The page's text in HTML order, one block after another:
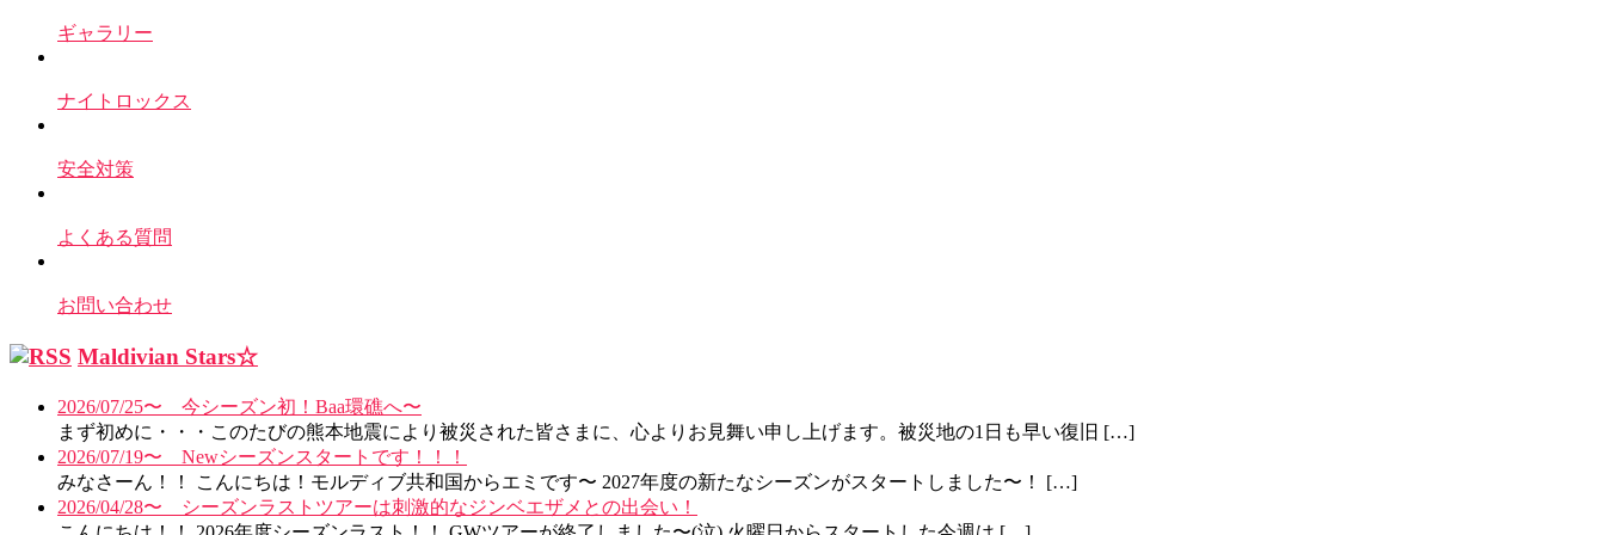
ギャラリー
ナイトロックス
安全対策
よくある質問
お問い合わせ
Maldivian Stars☆
2026/07/25〜 今シーズン初！Baa環礁へ〜
まず初めに・・・このたびの熊本地震により被災された皆さまに、心よりお見舞い申し上げます。被災地の1日も早い復旧 […]
2026/07/19〜 Newシーズンスタートです！！！
みなさーん！！ こんにちは！モルディブ共和国からエミです〜 2027年度の新たなシーズンがスタートしました〜！ […]
2026/04/28〜 シーズンラストツアーは刺激的なジンベエザメとの出会い！